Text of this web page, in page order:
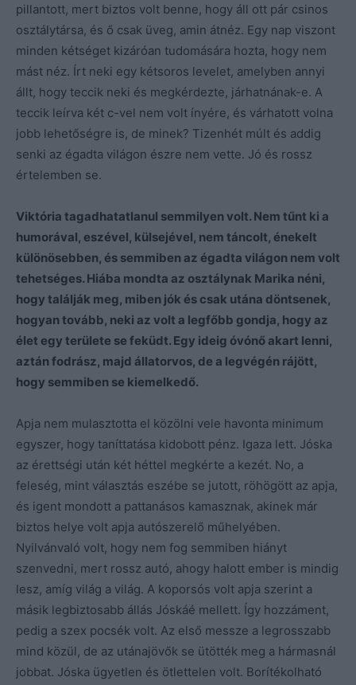
pillantott, mert biztos volt benne, hogy áll ott pár csinos
osztálytársa, és ő csak üveg, amin átnéz. Egy nap viszont
minden kétséget kizáróan tudomására hozta, hogy nem
mást néz. Írt neki egy kétsoros levelet, amelyben annyi
állt, hogy teccik neki és megkérdezte, járhatnának-e. A
teccik leírva két c-vel nem volt ínyére, és várhatott volna
jobb lehetőségre is, de minek? Tizenhét múlt és addig
senki az égadta világon észre nem vette. Jó és rossz
értelemben se.
Viktória tagadhatatlanul semmilyen volt. Nem tűnt ki a
humorával, eszével, külsejével, nem táncolt, énekelt
különösebben, és semmiben az égadta világon nem volt
tehetséges. Hiába mondta az osztálynak Marika néni,
hogy találják meg, miben jók és csak utána döntsenek,
hogyan tovább, neki az volt a legfőbb gondja, hogy az
élet egy területe se feküdt. Egy ideig óvónő akart lenni,
aztán fodrász, majd állatorvos, de a legvégén rájött,
hogy semmiben se kiemelkedő.
Apja nem mulasztotta el közölni vele havonta minimum
egyszer, hogy taníttatása kidobott pénz. Igaza lett. Jóska
az érettségi után két héttel megkérte a kezét. No, a
feleség, mint választás eszébe se jutott, röhögött az apja,
és igent mondott a pattanásos kamasznak, akinek már
biztos helye volt apja autószerelő műhelyében.
Nyilvánvaló volt, hogy nem fog semmiben hiányt
szenvedni, mert rossz autó, ahogy halott ember is mindig
lesz, amíg világ a világ. A koporsós volt apja szerint a
másik legbiztosabb állás Jóskáé mellett. Így hozzáment,
pedig a szex pocsék volt. Az első messze a legrosszabb
mind közül, de az utánajövők se ütötték meg a hármasnál
jobbat. Jóska ügyetlen és ötlettelen volt. Borítékolható